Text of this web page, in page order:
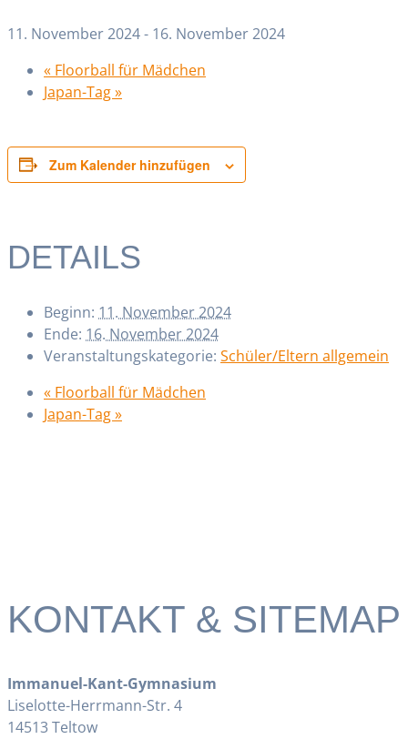
11. November 2024- 16. November 2024
« Floorball für Mädchen
Japan-Tag»
Zum Kalender hinzufügen
DETAILS
Beginn: 11. November 2024
Ende: 16. November 2024
Veranstaltungskategorie: Schüler/Eltern allgemein
« Floorball für Mädchen
Japan-Tag»
KONTAKT & SITEMAP
Immanuel-Kant-Gymnasium
Liselotte-Herrmann-Str. 4
14513 Teltow